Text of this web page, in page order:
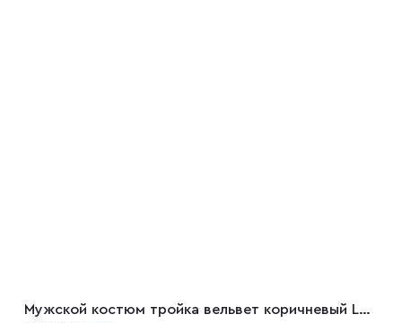
Мужской костюм тройка вельвет коричневый Luigi